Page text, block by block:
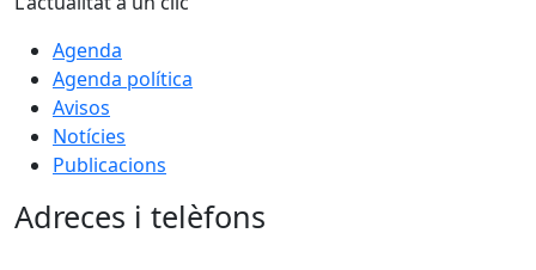
Agenda
Agenda política
Avisos
Notícies
Publicacions
Adreces i telèfons